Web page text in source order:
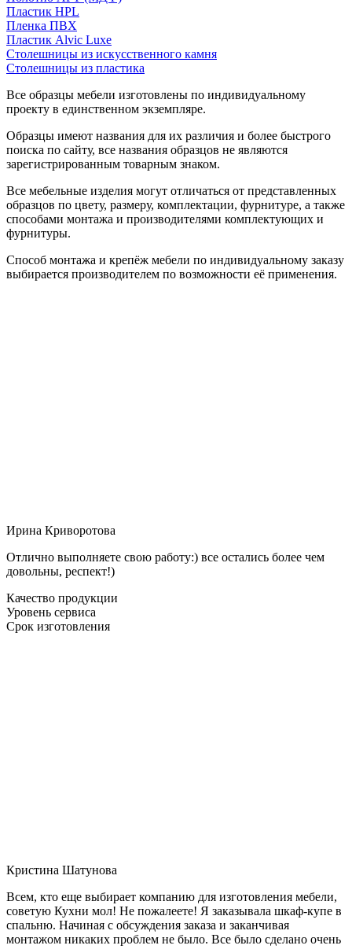
Пластик HPL
Пленка ПВХ
Пластик Alvic Luxe
Столешницы из искусственного камня
Столешницы из пластика
Все образцы мебели изготовлены по индивидуальному
проекту в единственном экземпляре.
Образцы имеют названия для их различия и более быстрого
поиска по сайту, все названия образцов не являются
зарегистрированным товарным знаком.
Все мебельные изделия могут отличаться от представленных
образцов по цвету, размеру, комплектации, фурнитуре, а также
способами монтажа и производителями комплектующих и
фурнитуры.
Способ монтажа и крепёж мебели по индивидуальному заказу
выбирается производителем по возможности её применения.
Ирина Криворотова
Отлично выполняете свою работу:) все остались более чем
довольны, респект!)
Качество продукции
Уровень сервиса
Срок изготовления
Кристина Шатунова
Всем, кто еще выбирает компанию для изготовления мебели,
советую Кухни мол! Не пожалеете! Я заказывала шкаф-купе в
спальню. Начиная с обсуждения заказа и заканчивая
монтажом никаких проблем не было. Все было сделано очень